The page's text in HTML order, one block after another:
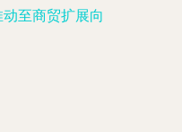
至商贸扩展向